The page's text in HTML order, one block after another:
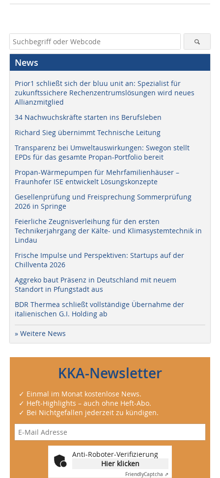
News
Prior1 schließt sich der bluu unit an: Spezialist für
zukunftssichere Rechenzentrumslösungen wird neues
Allianzmitglied
34 Nachwuchskräfte starten ins Berufsleben
Richard Sieg übernimmt Technische Leitung
Transparenz bei Umweltauswirkungen: Swegon stellt
EPDs für das gesamte Propan-Portfolio bereit
Propan-Wärmepumpen für Mehrfamilienhäuser –
Fraunhofer ISE entwickelt Lösungskonzepte
Gesellenprüfung und Freisprechung Sommerprüfung
2026 in Springe
Feierliche Zeugnisverleihung für den ersten
Technikerjahrgang der Kälte- und Klimasystemtechnik in
Lindau
Frische Impulse und Perspektiven: Startups auf der
Chillventa 2026
Aggreko baut Präsenz in Deutschland mit neuem
Standort in Pfungstadt aus
BDR Thermea schließt vollständige Übernahme der
italienischen G.I. Holding ab
» Weitere News
KKA-Newsletter
✓ Einmal im Monat kostenlose News.
✓ Heft-Highlights – auch ohne Heft-Abo.
✓ Bei Nichtgefallen jederzeit zu kündigen.
Anti-Roboter-Verifizierung
Hier klicken
FriendlyCaptcha ⇗